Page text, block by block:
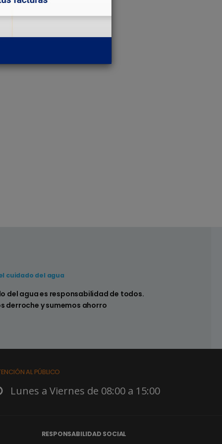
pérdidas en los sistemas sanitarios de
cuidado del agua
del agua es responsabilidad de todos.
derroche y sumemos ahorro
AL PÚBLICO
Lunes a Viernes de 08:00 a 15:00
RESPONSABILIDAD SOCIAL